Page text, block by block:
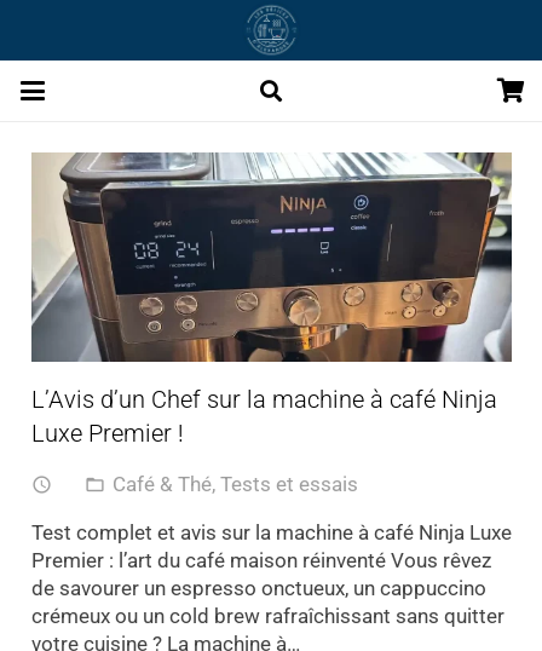
L’Avis d’un Chef sur la machine à café Ninja
Luxe Premier !
access_time folder_open Café & Thé,Tests et essais
Test complet et avis sur la machine à café Ninja Luxe
Premier : l’art du café maison réinventé Vous rêvez
de savourer un espresso onctueux, un cappuccino
crémeux ou un cold brew rafraîchissant sans quitter
votre cuisine ? La machine à…